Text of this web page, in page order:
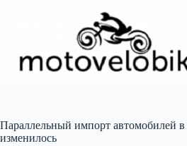
Параллельный импорт автомобилей в
изменилось